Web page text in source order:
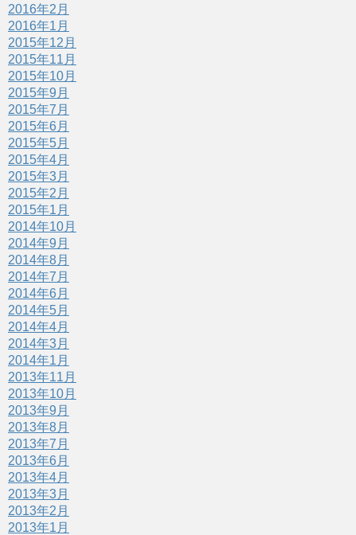
2016年2月
2016年1月
2015年12月
2015年11月
2015年10月
2015年9月
2015年7月
2015年6月
2015年5月
2015年4月
2015年3月
2015年2月
2015年1月
2014年10月
2014年9月
2014年8月
2014年7月
2014年6月
2014年5月
2014年4月
2014年3月
2014年1月
2013年11月
2013年10月
2013年9月
2013年8月
2013年7月
2013年6月
2013年4月
2013年3月
2013年2月
2013年1月